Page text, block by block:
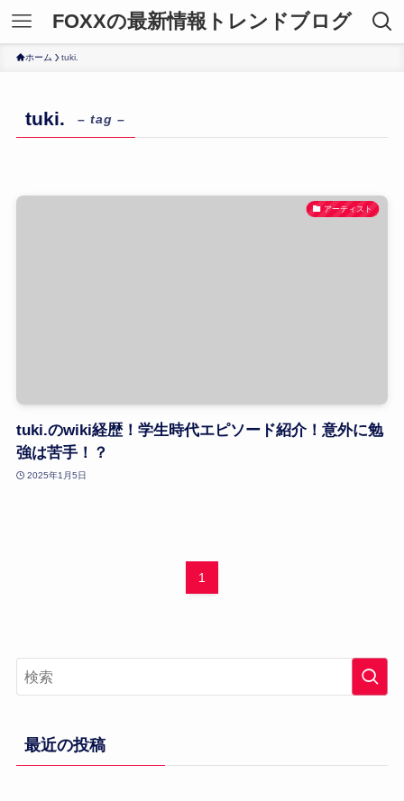
FOXXの最新情報トレンドブログ
ホーム tuki.
tuki. – tag –
アーティスト
tuki.のwiki経歴！学生時代エピソード紹介！意外に勉
強は苦手！？
2025年1月5日
1
最近の投稿